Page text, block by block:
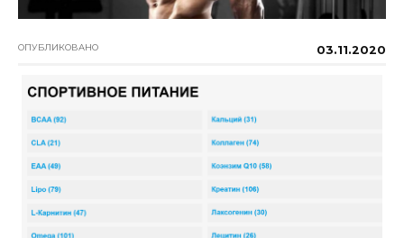
ОПУБЛИКОВАНО 03.11.2020